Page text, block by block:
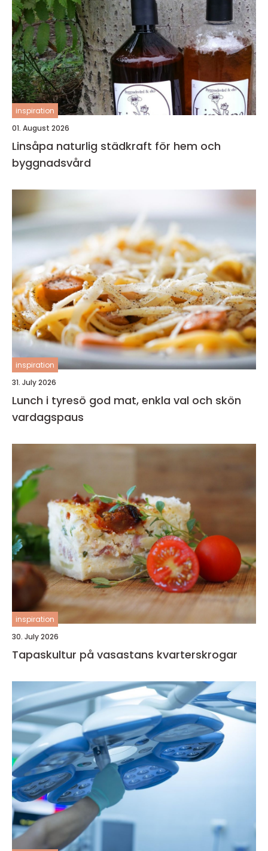
inspiration
01. August 2026
Linsåpa naturlig städkraft för hem och
byggnadsvård
inspiration
31. July 2026
Lunch i tyresö god mat, enkla val och skön
vardagspaus
inspiration
30. July 2026
Tapaskultur på vasastans kvarterskrogar